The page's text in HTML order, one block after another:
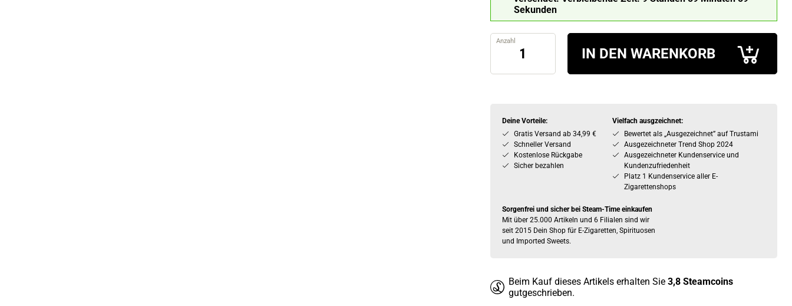
Sekunden
Anzahl
IN DEN WARENKORB
Deine Vorteile:
Gratis Versand ab 34,99 €
Schneller Versand
Kostenlose Rückgabe
Sicher bezahlen
Vielfach ausgzeichnet:
Bewertet als „Ausgezeichnet” auf Trustami
Ausgezeichneter Trend Shop 2024
Ausgezeichneter Kundenservice und
Kundenzufriedenheit
Platz 1 Kundenservice aller E-
Zigarettenshops
Sorgenfrei und sicher bei Steam-Time einkaufen
Mit über 25.000 Artikeln und 6 Filialen sind wir
seit 2015 Dein Shop für E-Zigaretten, Spirituosen
und Imported Sweets.
Beim Kauf dieses Artikels erhalten Sie 3,8 Steamcoins
gutgeschrieben.